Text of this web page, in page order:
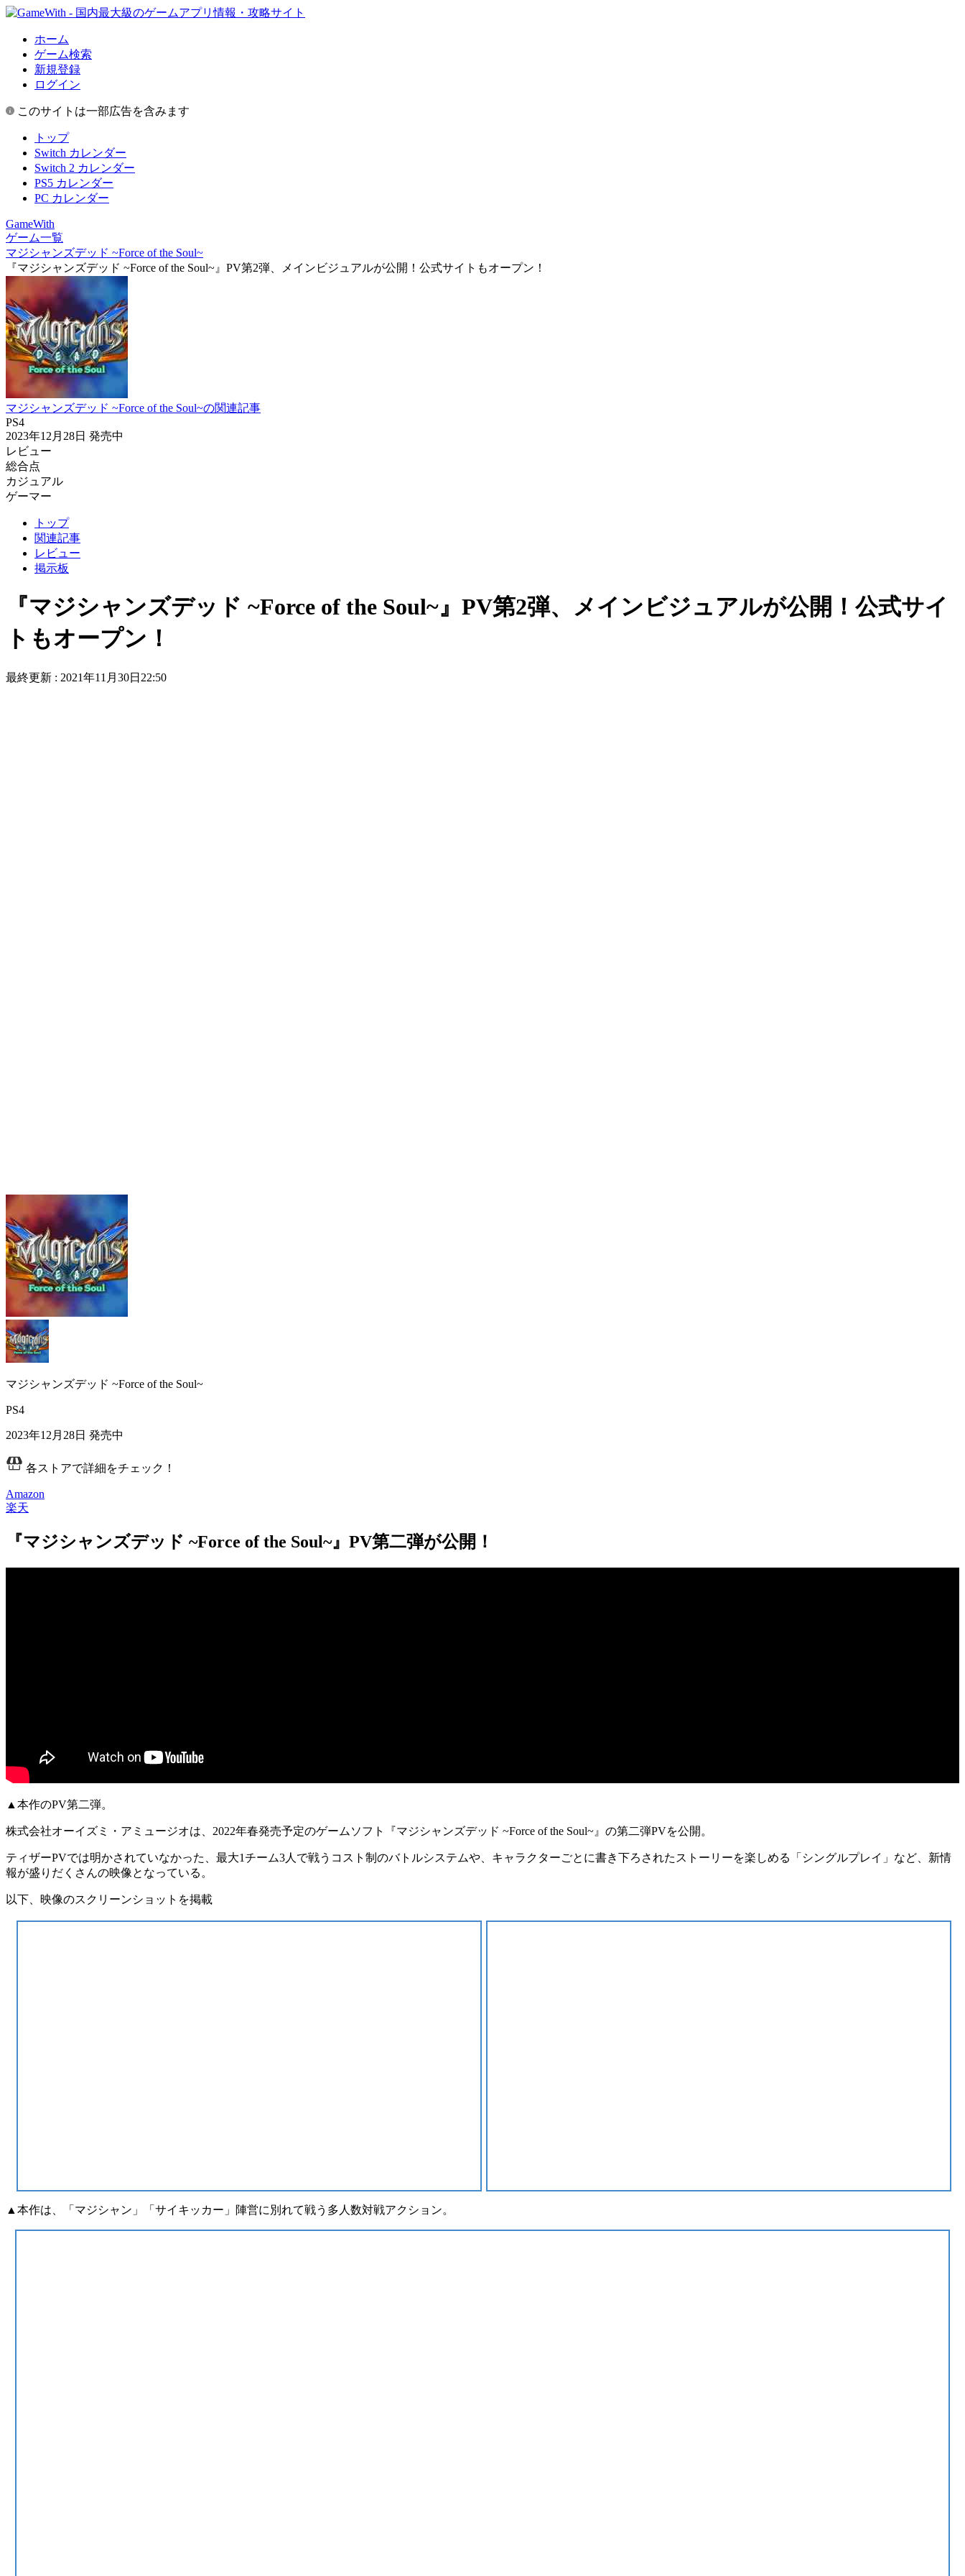
ホーム
ゲーム検索
新規登録
ログイン
このサイトは一部広告を含みます
トップ
Switch カレンダー
Switch 2 カレンダー
PS5 カレンダー
PC カレンダー
GameWith
ゲーム一覧
マジシャンズデッド ~Force of the Soul~
『マジシャンズデッド ~Force of the Soul~』PV第2弾、メインビジュアルが公開！公式サイトもオープン！
マジシャンズデッド ~Force of the Soul~の関連記事
PS4
2023年12月28日 発売中
レビュー
総合点
カジュアル
ゲーマー
トップ
関連記事
レビュー
掲示板
『マジシャンズデッド ~Force of the Soul~』PV第2弾、メインビジュアルが公開！公式サイ
トもオープン！
最終更新 : 2021年11月30日22:50
マジシャンズデッド ~Force of the Soul~
PS4
2023年12月28日 発売中
各ストアで詳細をチェック！
Amazon
楽天
『マジシャンズデッド ~Force of the Soul~』PV第二弾が公開！
▲本作のPV第二弾。
株式会社オーイズミ・アミュージオは、2022年春発売予定のゲームソフト『マジシャンズデッド ~Force of the Soul~ 』の第二弾PVを公開 。
ティザーPVでは明かされていなかった、 最大1チーム3人で戦うコスト制のバトルシステムや、キャラクターごとに書き下ろされたストーリーを楽しめる「 シングルプレイ 」など、新情
報が盛りだくさんの映像となっている。
以下、映像のスクリーンショットを掲載
▲本作は、「マジシャン」「サイキッカー」陣営に別れて戦う多人数対戦アクション。